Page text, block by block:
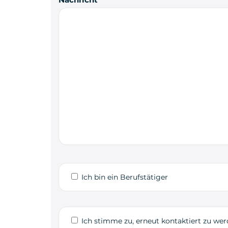
Ich bin ein Berufstätiger
Ich stimme zu, erneut kontaktiert zu